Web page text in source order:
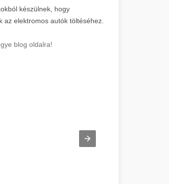
készülnek, hogy
elektromos autók töltéséhez.
blog oldalra!